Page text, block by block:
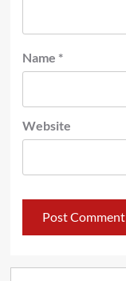
Name *
Website